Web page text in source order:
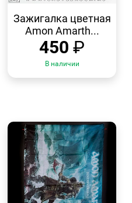
Зажигалка цветная
Amon Amarth...
450 ₽
В наличии